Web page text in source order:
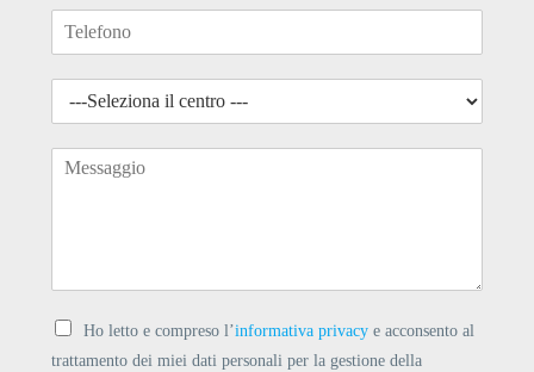
Ho letto e compreso l’informativa privacy e acconsento al
trattamento dei miei dati personali per la gestione della